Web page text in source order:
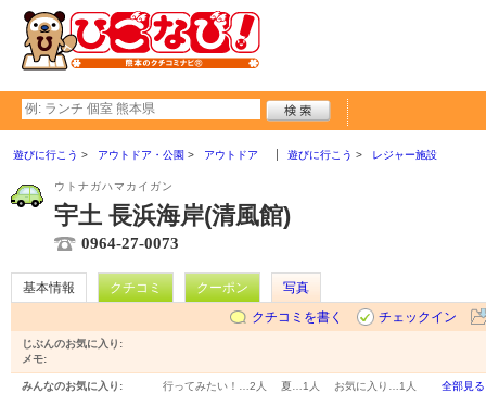
遊びに行こう アウトドア・公園 アウトドア 遊びに行こう レジャー施設
ウトナガハマカイガン
宇土 長浜海岸(清風館)
0964-27-0073
基本情報 クチコミ クーポン
写真
クチコミを書く
チェックイン
じぶんのお気に入り:
メモ:
みんなのお気に入り: 行ってみたい！… 2人 夏… 1人 お気に入り… 1人 全部見る